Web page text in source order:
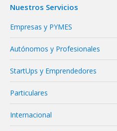
Nuestros Servicios
Empresas y PYMES
Autónomos y Profesionales
StartUps y Emprendedores
Particulares
Internacional